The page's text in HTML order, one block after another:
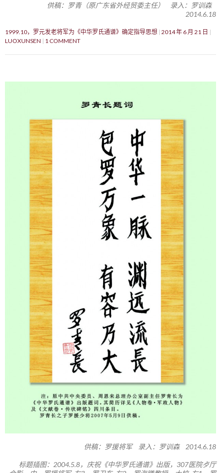
供稿：罗青（原广东省外经贸委主任） 录入：罗训森
2014.6.18
1999.10，罗元发老将军为《中华罗氏通谱》确定指导思想 2014 年 6 月 21 日
LUOXUNSEN
1 COMMENT
供稿：罗援将军 录入：罗训森 2014.6.18
标题插图：2004.5.8，庆祝《中华罗氏通谱》出版，307医院歺厅